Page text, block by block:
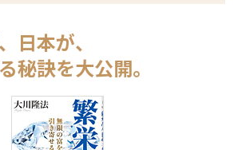
日本が、
秘訣を大公開。